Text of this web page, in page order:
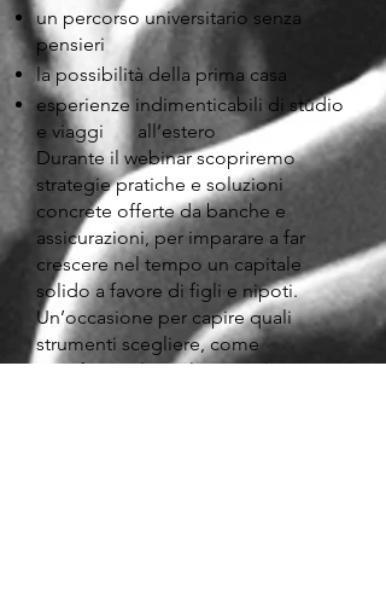
un percorso universitario senza
pensieri
la possibilità della prima casa
esperienze indimenticabili di studio
e viaggi all’estero​
Durante il webinar scopriremo
strategie pratiche e soluzioni
concrete offerte da banche e
assicurazioni, per imparare a far
crescere nel tempo un capitale
solido a favore di figli e nipoti.
Un’occasione per capire quali
strumenti scegliere, come
pianificare al meglio e quali